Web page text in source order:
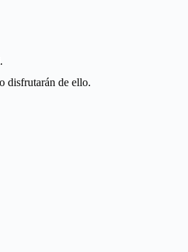
disfrutarán de ello.